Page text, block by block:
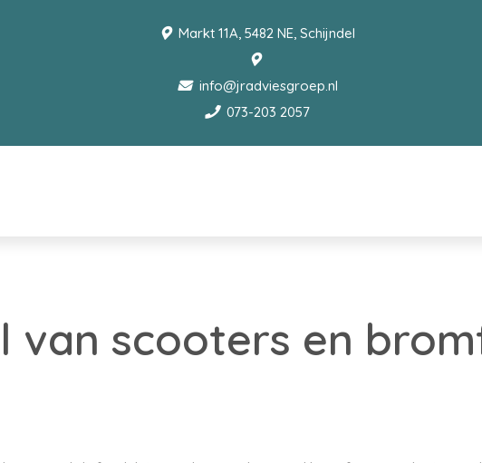
Markt 11A, 5482 NE, Schijndel
info@jradviesgroep.nl
073-203 2057
van scooters en